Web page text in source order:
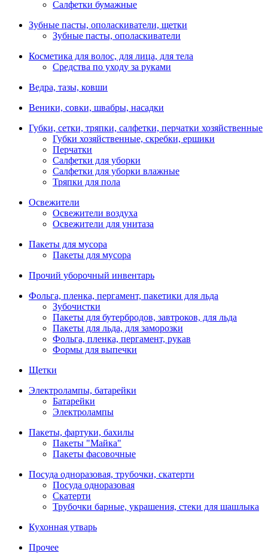
Салфетки бумажные
Зубные пасты, ополаскиватели, щетки
Зубные пасты, ополаскиватели
Косметика для волос, для лица, для тела
Средства по уходу за руками
Ведра, тазы, ковши
Веники, совки, швабры, насадки
Губки, сетки, тряпки, салфетки, перчатки хозяйственные
Губки хозяйственные, скребки, ершики
Перчатки
Салфетки для уборки
Салфетки для уборки влажные
Тряпки для пола
Освежители
Освежители воздуха
Освежители для унитаза
Пакеты для мусора
Пакеты для мусора
Прочий уборочный инвентарь
Фольга, пленка, пергамент, пакетики для льда
Зубочистки
Пакеты для бутербродов, завтроков, для льда
Пакеты для льда, для заморозки
Фольга, пленка, пергамент, рукав
Формы для выпечки
Щетки
Электролампы, батарейки
Батарейки
Электролампы
Пакеты, фартуки, бахилы
Пакеты "Майка"
Пакеты фасовочные
Посуда одноразовая, трубочки, скатерти
Посуда одноразовая
Скатерти
Трубочки барные, украшения, стеки для шашлыка
Кухонная утварь
Прочее